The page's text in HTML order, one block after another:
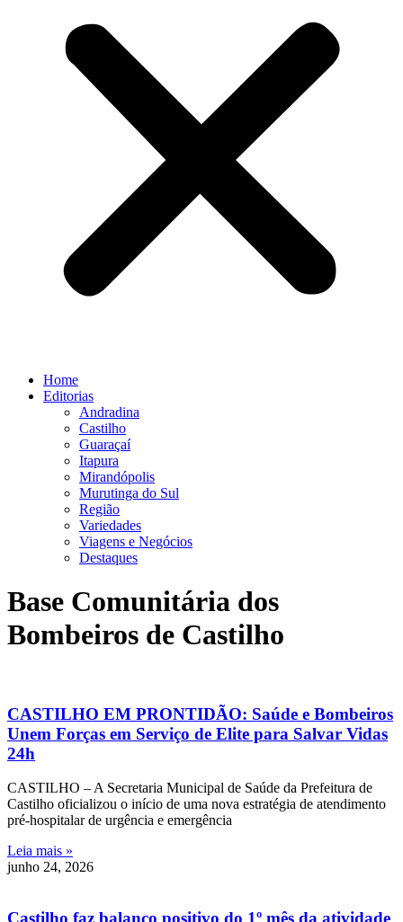
Home
Editorias
Andradina
Castilho
Guaraçaí
Itapura
Mirandópolis
Murutinga do Sul
Região
Variedades
Viagens e Negócios
Destaques
Base Comunitária dos
Bombeiros de Castilho
CASTILHO EM PRONTIDÃO: Saúde e Bombeiros
Unem Forças em Serviço de Elite para Salvar Vidas
24h
CASTILHO – A Secretaria Municipal de Saúde da Prefeitura de
Castilho oficializou o início de uma nova estratégia de atendimento
pré-hospitalar de urgência e emergência
Leia mais »
junho 24, 2026
Castilho faz balanço positivo do 1º mês da atividade